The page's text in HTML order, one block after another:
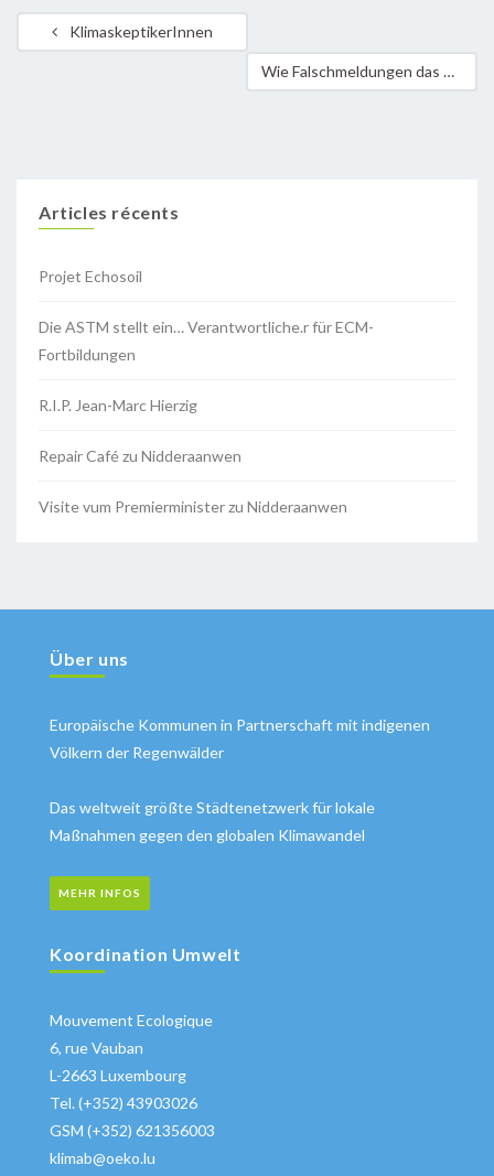
KlimaskeptikerInnen
Wie Falschmeldungen das Klima vergiften
Articles récents
Projet Echosoil
Die ASTM stellt ein… Verantwortliche.r für ECM-
Fortbildungen
R.I.P. Jean-Marc Hierzig
Repair Café zu Nidderaanwen
Visite vum Premierminister zu Nidderaanwen
Über uns
Europäische Kommunen in Partnerschaft mit indigenen
Völkern der Regenwälder
Das weltweit größte Städtenetzwerk für lokale
Maßnahmen gegen den globalen Klimawandel
MEHR INFOS
Koordination Umwelt
Mouvement Ecologique
6, rue Vauban
L-2663 Luxembourg
Tel. (+352) 43903026
GSM (+352) 621356003
klimab@oeko.lu